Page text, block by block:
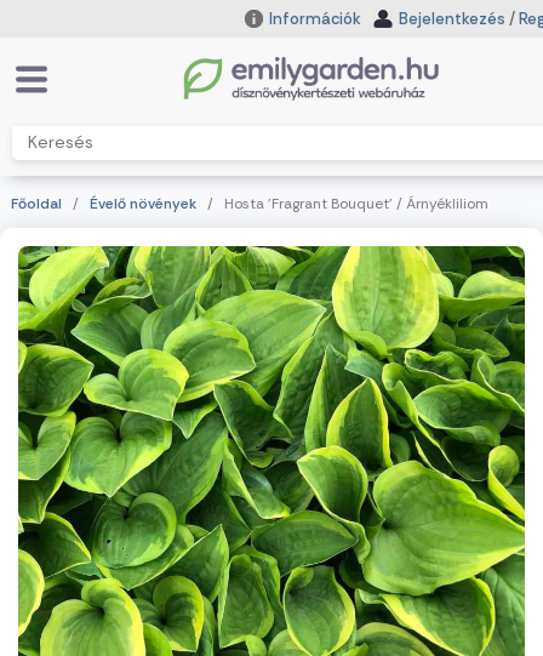
Információk Bejelentkezés /
Főoldal / Évelő növények / Hosta 'Fragrant Bouquet' / Árnyékliliom